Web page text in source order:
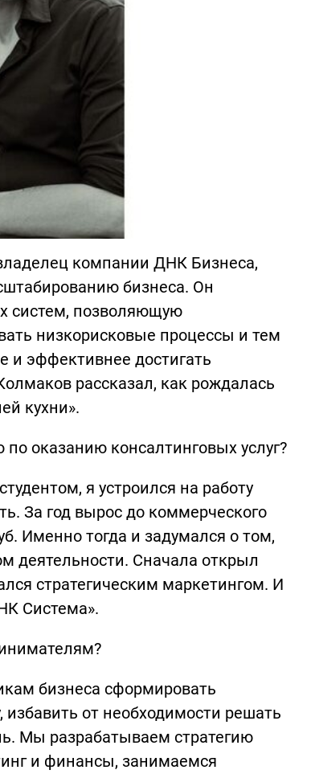
компании ДНК Бизнеса,
бизнеса. Он
систем, позволяющую
низкорисковые процессы и тем
и эффективнее достигать
рассказал, как рождалась
кухни».
оказанию консалтинговых услуг?
я устроился на работу
За год вырос до коммерческого
Именно тогда и задумался о том,
деятельности. Сначала открыл
стратегическим маркетингом. И
Система».
бизнеса сформировать
от необходимости решать
Мы разрабатываем стратегию
и финансы, занимаемся